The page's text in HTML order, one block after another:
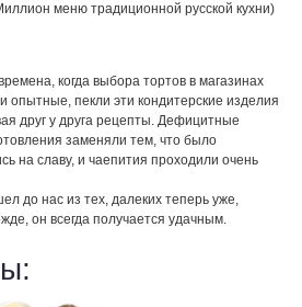
меню традиционной русской кухни)
когда выбора тортов в магазинах
опытные, пекли эти кондитерские изделия
друг у друга рецепты. Дефицитные
заменяли тем, что было
на славу, и чаепития проходили очень
до нас из тех, далеких теперь уже,
он всегда получается удачным.